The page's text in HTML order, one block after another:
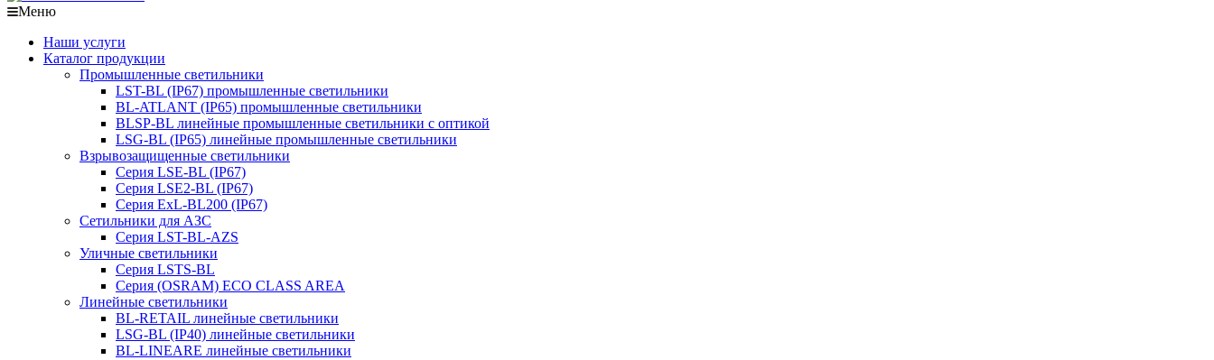
Меню
Наши услуги
Каталог продукции
Промышленные светильники
LST-BL (IP67) промышленные светильники
BL-ATLANT (IP65) промышленные светильники
BLSP-BL линейные промышленные светильники с оптикой
LSG-BL (IP65) линейные промышленные светильники
Взрывозащищенные светильники
Серия LSE-BL (IP67)
Серия LSE2-BL (IP67)
Серия ExL-BL200 (IP67)
Сетильники для АЗС
Серия LST-BL-AZS
Уличные светильники
Серия LSTS-BL
Серия (ОSRAM) ECO CLASS AREA
Линейные светильники
BL-RETAIL линейные светильники
LSG-BL (IP40) линейные светильники
BL-LINEARE линейные светильники